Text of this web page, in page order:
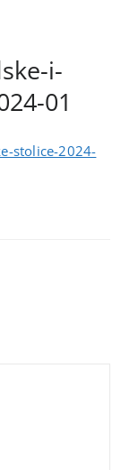
i-
01
stolice-2024-